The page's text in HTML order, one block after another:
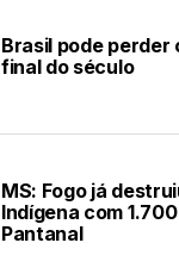
Brasil pode perder
final do século
MS: Fogo já
Indígena com
Pantanal